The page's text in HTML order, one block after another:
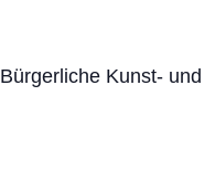
Kunst- und